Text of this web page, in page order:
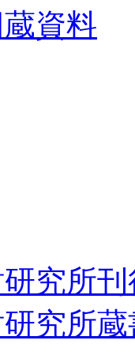
資料
究所
究所